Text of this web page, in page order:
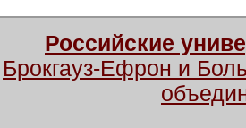
Российские
Брокгауз-Ефрон и